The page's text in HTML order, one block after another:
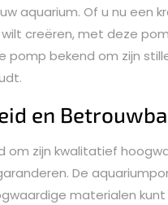
aquarium. Of u nu een
creëren, met deze
pomp bekend om zijn
en
om zijn kwalitatief
De
materialen